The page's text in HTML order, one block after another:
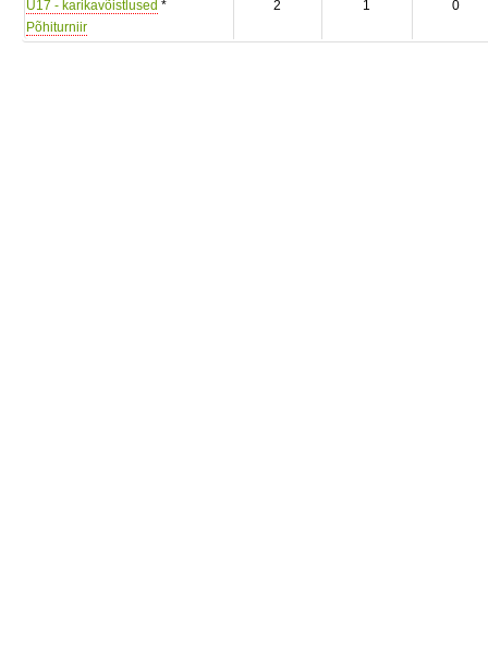
U17 - karikavõistlused *
Põhiturniir
2 1 0